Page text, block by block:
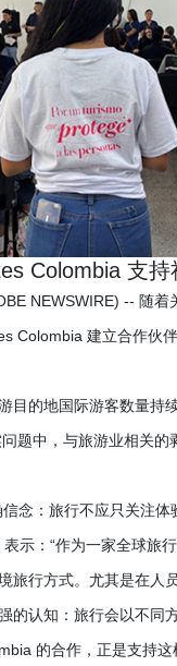
Colombia 支
NEWSWIRE) -- 随着
Colombia 建立合作伙
目的地国际游客数量持
题中，与旅游业相关
念：旅行不应只关注
示：“作为一家全球旅
旅行方式。尤其是在人
的认知：旅行会以不同
的合作，正是支持